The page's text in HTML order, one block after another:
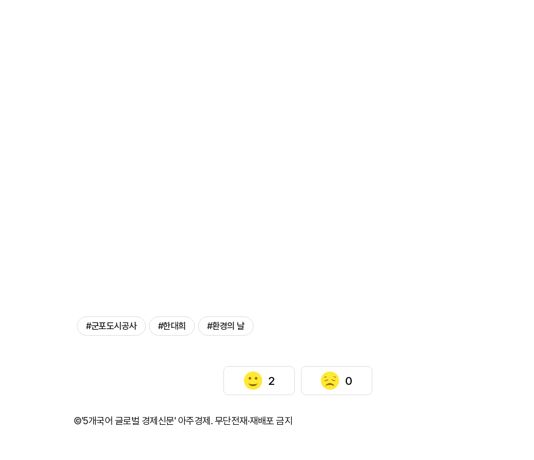
#군포도시공사 #한대희 #환경의 날
2 0
©'5개국어 글로벌 경제신문' 아주경제. 무단전재·재배포 금지